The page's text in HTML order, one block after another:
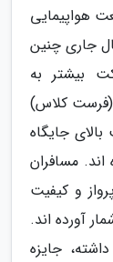
هواپیمایی
جاری چنین
بیشتر به
(فرست کلاس)
جایگاه
اند. مسافران
و کیفیت
آورده اند.
جایزه